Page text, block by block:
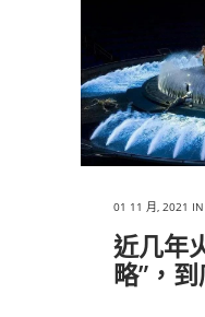
01 11 月, 2021 IN
近几年
略”，